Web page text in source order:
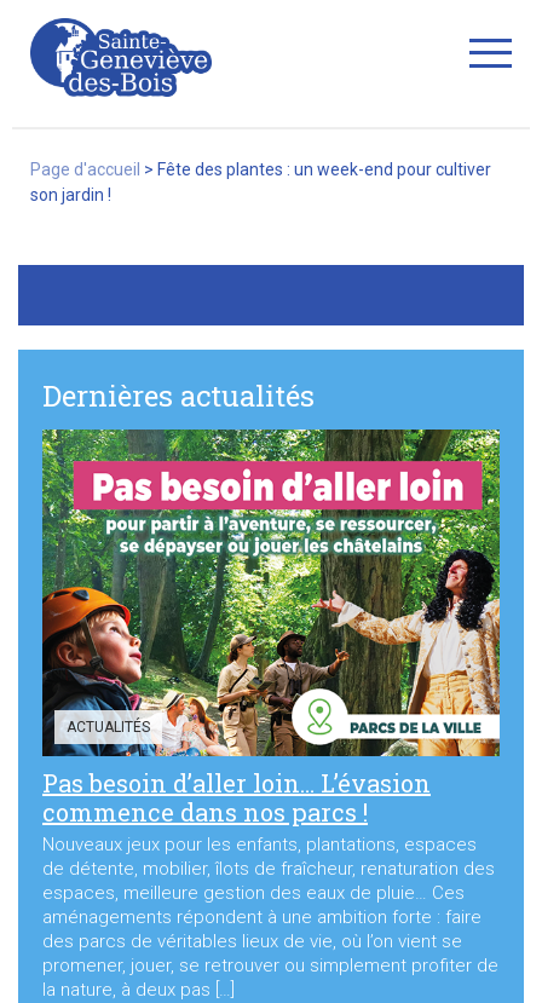
La Ville
Commerces/associations
Sortir à Ste Gen’
Page d'accueil > Fête des plantes : un week-end pour cultiver
son jardin !
Dernières actualités
ACTUALITÉS
Pas besoin d’aller loin… L’évasion
commence dans nos parcs !
Nouveaux jeux pour les enfants, plantations, espaces
de détente, mobilier, îlots de fraîcheur, renaturation des
espaces, meilleure gestion des eaux de pluie… Ces
aménagements répondent à une ambition forte : faire
des parcs de véritables lieux de vie, où l’on vient se
promener, jouer, se retrouver ou simplement profiter de
la nature, à deux pas […]